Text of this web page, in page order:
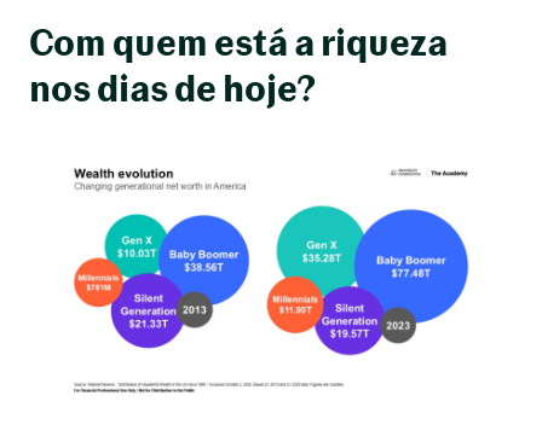
Com quem está a riqueza
nos dias de hoje?